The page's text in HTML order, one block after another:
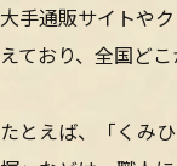
大手通販サイトや
えており、全国ど
たとえば、「くみ